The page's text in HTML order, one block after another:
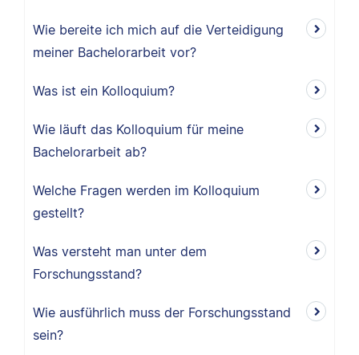
Wie bereite ich mich auf die Verteidigung
meiner Bachelorarbeit vor?
Was ist ein Kolloquium?
Wie läuft das Kolloquium für meine
Bachelorarbeit ab?
Welche Fragen werden im Kolloquium
gestellt?
Was versteht man unter dem
Forschungsstand?
Wie ausführlich muss der Forschungsstand
sein?